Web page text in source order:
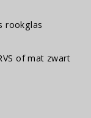
rookglas
of mat zwart